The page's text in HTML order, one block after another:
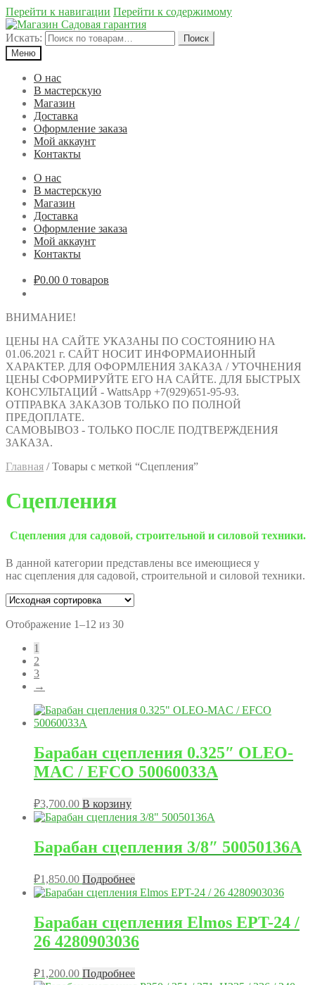
Перейти к навигации Перейти к содержимому
Искать:
Поиск
Меню
О нас
В мастерскую
Магазин
Доставка
Оформление заказа
Мой аккаунт
Контакты
О нас
В мастерскую
Магазин
Доставка
Оформление заказа
Мой аккаунт
Контакты
₽0.00 0 товаров
ВНИМАНИЕ!
ЦЕНЫ НА САЙТЕ УКАЗАНЫ ПО СОСТОЯНИЮ НА
01.06.2021 г. САЙТ НОСИТ ИНФОРМАИОННЫЙ
ХАРАКТЕР. ДЛЯ ОФОРМЛЕНИЯ ЗАКАЗА / УТОЧНЕНИЯ
ЦЕНЫ СФОРМИРУЙТЕ ЕГО НА САЙТЕ. ДЛЯ БЫСТРЫХ
КОНСУЛЬТАЦИЙ - WattsApp +7(929)651-95-93.
ОТПРАВКА ЗАКАЗОВ ТОЛЬКО ПО ПОЛНОЙ
ПРЕДОПЛАТЕ.
САМОВЫВОЗ - ТОЛЬКО ПОСЛЕ ПОДТВЕРЖДЕНИЯ
ЗАКАЗА.
Главная /Товары с меткой “Сцепления”
Сцепления
Сцепления для садовой, строительной и силовой техники.
В данной категории представлены все имеющиеся у
нас сцепления для садовой, строительной и силовой техники.
Отображение 1–12 из 30
1
2
3
→
Барабан сцепления 0.325″ OLEO-
MAC / EFCO 50060033A
₽3,700.00 В корзину
Барабан сцепления 3/8″ 50050136A
₽1,850.00 Подробнее
Барабан сцепления Elmos EPT-24 /
26 4280903036
₽1,200.00 Подробнее